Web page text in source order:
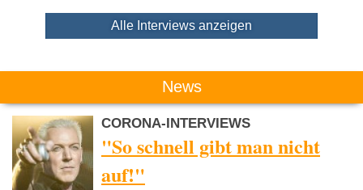
Alle Interviews anzeigen
News
CORONA-INTERVIEWS
"So schnell gibt man nicht
auf!"